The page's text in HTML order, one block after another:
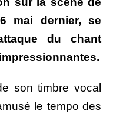
mai dernier, se
du chant
son timbre vocal
le tempo des